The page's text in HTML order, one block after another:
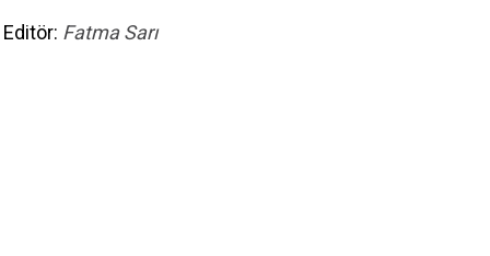
Editör: Fatma Sarı